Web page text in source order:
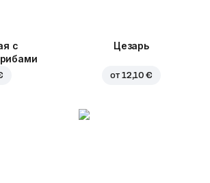
с
Цезарь
от 12,10 €